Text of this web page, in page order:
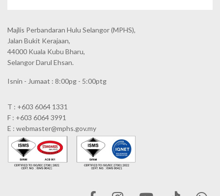
Majlis Perbandaran Hulu Selangor (MPHS),
Jalan Bukit Kerajaan,
44000 Kuala Kubu Bharu,
Selangor Darul Ehsan.
Isnin - Jumaat : 8:00pg - 5:00ptg
T : +603 6064 1331
F : +603 6064 3991
E : webmaster@mphs.gov.my